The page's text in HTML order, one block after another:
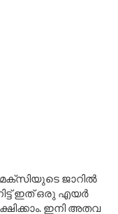
ജാറിൽ
ഇത് ഒരു എയർ
ഇനി അതവ